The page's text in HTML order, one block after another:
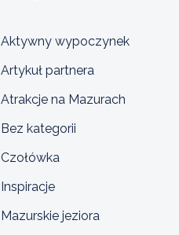
Aktywny wypoczynek
Artykuł partnera
Atrakcje na Mazurach
Bez kategorii
Czołówka
Inspiracje
Mazurskie jeziora